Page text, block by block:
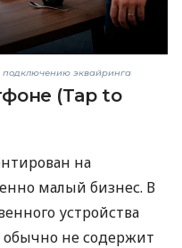
эквайринга
(Tap to
на
малый бизнес. В
устройства
обычно не содержит